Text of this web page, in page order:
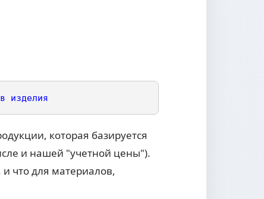
изделия
которая базируется
и нашей "учетной цены").
что для материалов,